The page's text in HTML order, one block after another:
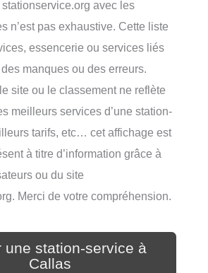
avec les
n’est pas exhaustive. Cette liste
essencerie ou services liés
manques ou des erreurs.
site ou le classement ne reflète
meilleurs services d’une station-
tarifs, etc… cet affichage est
à titre d’information grâce à
ou du site
Merci de votre compréhension.
une station-service à
Callas